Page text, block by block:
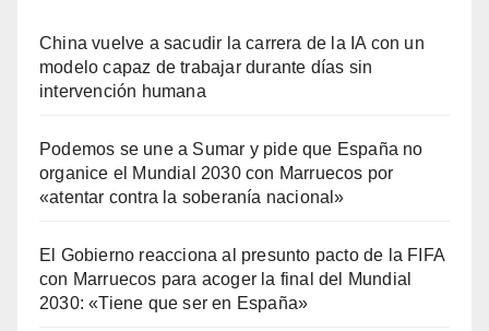
China vuelve a sacudir la carrera de la IA con un
modelo capaz de trabajar durante días sin
intervención humana
Podemos se une a Sumar y pide que España no
organice el Mundial 2030 con Marruecos por
«atentar contra la soberanía nacional»
El Gobierno reacciona al presunto pacto de la FIFA
con Marruecos para acoger la final del Mundial
2030: «Tiene que ser en España»